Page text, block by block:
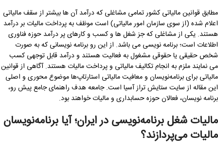
مطابق قوانین مالیاتی کشور تمامی مشاغلی که درآمد آن ها بیشتر از سقف مالیاتی
اعلام شده (از سوی سازمان امور مالیاتی) است موظف به پرداخت مالیات بر درآمد
هستند. یکی از مشاغلی که جز شغل ها و کسب و کارهای پر درآمد حوزه فناوری
اطلاعات است؛ برنامه نویسی می باشد. از این رو برنامه نویسانی که به صورت
شخص حقیقی یا حقوقی مشغول به فعالیت هستند و درآمد قابل توجهی کسب
می نمایند ملزم به انجام تکالیف مالیاتی و پرداخت مالیات هستند. آگاهی از قوانین
مالیاتی برای برنامه‌نویسان و معافیت مالیاتی استارتاپ‌ها موضوع محوری و اصلی
این مقاله از سایت ستایش تراز آسیا است. جامعه هدف راهنمای جامع پیش رو،
برنامه نویسان، فعالان حوزه حسابداری و مالیات خواهند بود.
مالیات شغل برنامه‌نویسی در ایران؛ آیا برنامه‌نویسان
مالیات می‌پردازند؟